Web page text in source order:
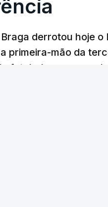
derrotou hoje
primeira-mão da
futebol, com um golo